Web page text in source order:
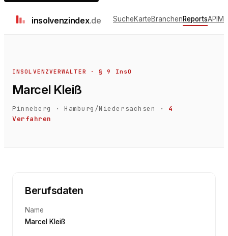
insolvenzindex.de SucheKarteBranchenReportsAPI
INSOLVENZVERWALTER · § 9 InsO
Marcel Kleiß
Pinneberg ·Hamburg/Niedersachsen ·
4
Verfahren
Berufsdaten
Name
Marcel Kleiß